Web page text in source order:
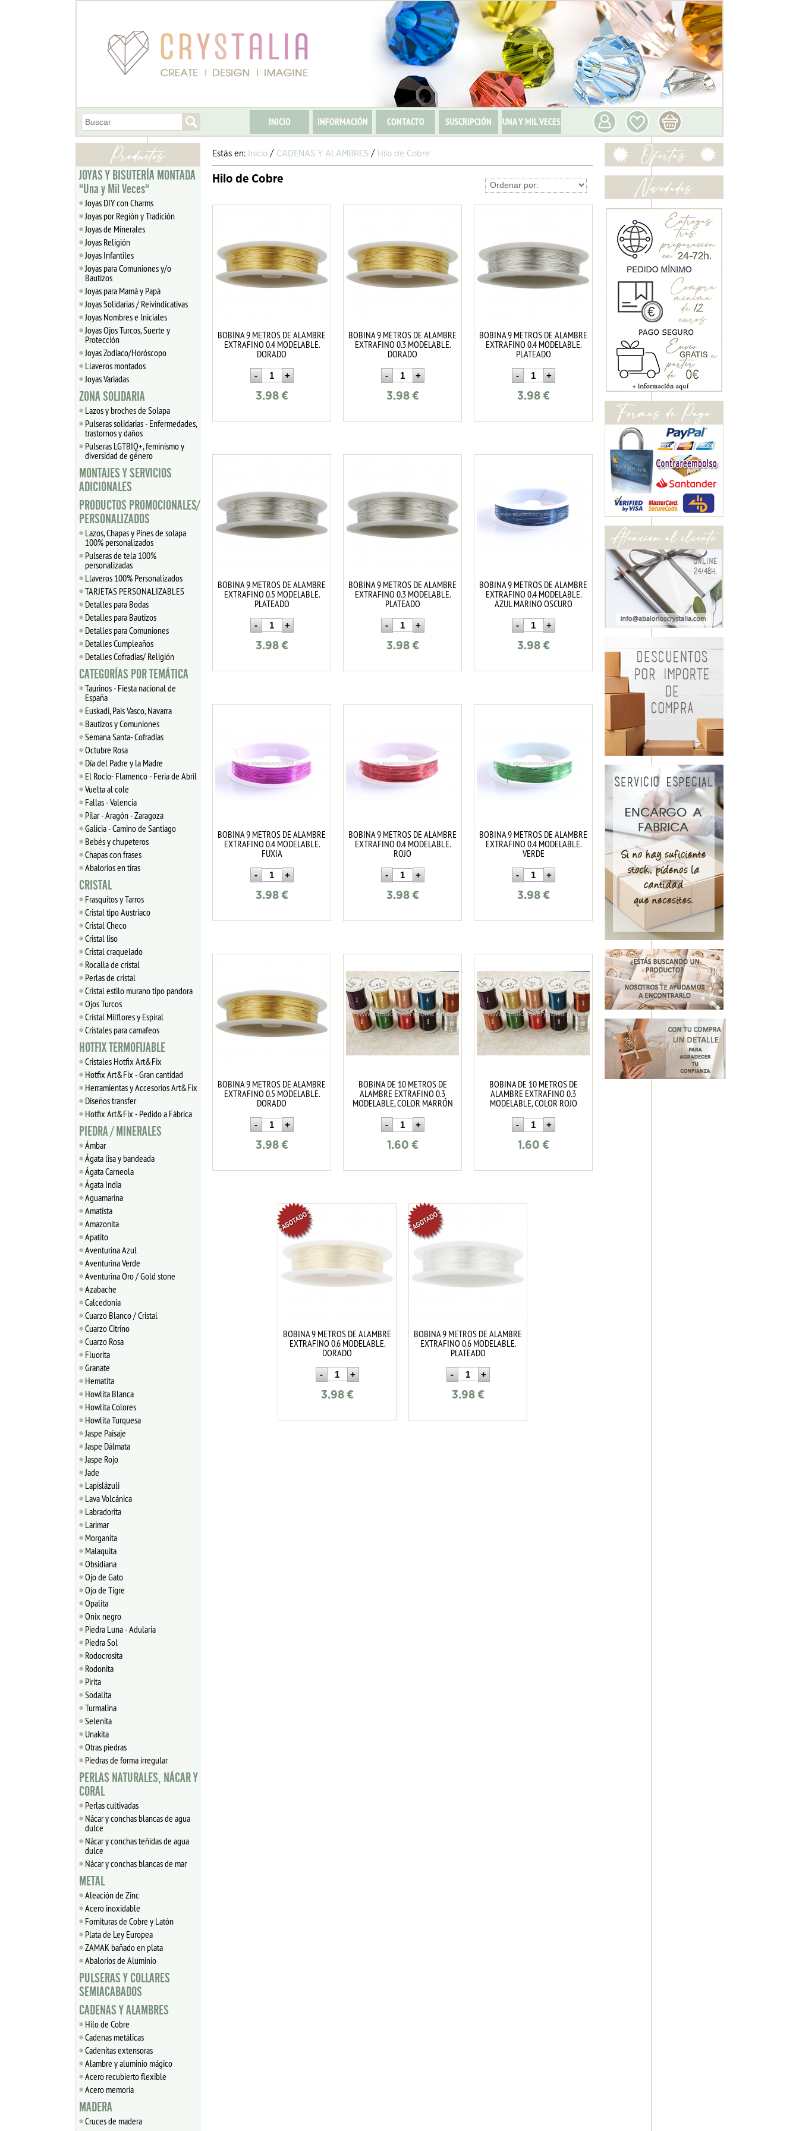
INICIO INFORMACIÓN CONTACTO SUSCRIPCIÓN UNA Y MIL VECES
JOYAS Y BISUTERÍA MONTADA
"Una y Mil Veces"
Joyas DIY con Charms
Joyas por Región y Tradición
Joyas de Minerales
Joyas Religión
Joyas Infantiles
Joyas para Comuniones y/o
Bautizos
Joyas para Mamá y Papá
Joyas Solidarias / Reivindicativas
Joyas Nombres e Iniciales
Joyas Ojos Turcos, Suerte y
Protección
Joyas Zodiaco/Horóscopo
Llaveros montados
Joyas Variadas
ZONA SOLIDARIA
Lazos y broches de Solapa
Pulseras solidarias - Enfermedades,
trastornos y daños
Pulseras LGTBIQ+, feminismo y
diversidad de género
MONTAJES Y SERVICIOS
ADICIONALES
PRODUCTOS PROMOCIONALES/
PERSONALIZADOS
Lazos, Chapas y Pines de solapa
100% personalizados
Pulseras de tela 100%
personalizadas
Llaveros 100% Personalizados
TARJETAS PERSONALIZABLES
Detalles para Bodas
Detalles para Bautizos
Detalles para Comuniones
Detalles Cumpleaños
Detalles Cofradias/ Religión
CATEGORÍAS POR TEMÁTICA
Taurinos - Fiesta nacional de
España
Euskadi, Pais Vasco, Navarra
Bautizos y Comuniones
Semana Santa- Cofradías
Octubre Rosa
Día del Padre y la Madre
El Rocío- Flamenco - Feria de Abril
Vuelta al cole
Fallas - Valencia
Pilar - Aragón - Zaragoza
Galicia - Camino de Santiago
Bebés y chupeteros
Chapas con frases
Abalorios en tiras
CRISTAL
Frasquitos y Tarros
Cristal tipo Austriaco
Cristal Checo
Cristal liso
Cristal craquelado
Rocalla de cristal
Perlas de cristal
Cristal estilo murano tipo pandora
Ojos Turcos
Cristal Milflores y Espiral
Cristales para camafeos
HOTFIX TERMOFIJABLE
Cristales Hotfix Art&Fix
Hotfix Art&Fix - Gran cantidad
Herramientas y Accesorios Art&Fix
Diseños transfer
Hotfix Art&Fix - Pedido a Fábrica
PIEDRA / MINERALES
Ámbar
Ágata lisa y bandeada
Ágata Carneola
Ágata India
Aguamarina
Amatista
Amazonita
Apatito
Aventurina Azul
Aventurina Verde
Aventurina Oro / Gold stone
Azabache
Calcedonia
Cuarzo Blanco / Cristal
Cuarzo Citrino
Cuarzo Rosa
Fluorita
Granate
Hematita
Howlita Blanca
Howlita Colores
Howlita Turquesa
Jaspe Paisaje
Jaspe Dálmata
Jaspe Rojo
Jade
Lapislázuli
Lava Volcánica
Labradorita
Larimar
Morganita
Malaquita
Obsidiana
Ojo de Gato
Ojo de Tigre
Opalita
Onix negro
Piedra Luna - Adularia
Piedra Sol
Rodocrosita
Rodonita
Pirita
Sodalita
Turmalina
Selenita
Unakita
Otras piedras
Piedras de forma irregular
PERLAS NATURALES, NÁCAR Y
CORAL
Perlas cultivadas
Nácar y conchas blancas de agua
dulce
Nácar y conchas teñidas de agua
dulce
Nácar y conchas blancas de mar
METAL
Aleación de Zinc
Acero inoxidable
Fornituras de Cobre y Latón
Plata de Ley Europea
ZAMAK bañado en plata
Abalorios de Aluminio
PULSERAS Y COLLARES
SEMIACABADOS
CADENAS Y ALAMBRES
Hilo de Cobre
Cadenas metálicas
Cadenitas extensoras
Alambre y aluminio mágico
Acero recubierto flexible
Acero memoria
MADERA
Cruces de madera
Estás en: Inicio / CADENAS Y ALAMBRES / Hilo de Cobre
Hilo de Cobre
BOBINA 9 METROS DE ALAMBRE
EXTRAFINO 0.4 MODELABLE.
DORADO
3.98€
BOBINA 9 METROS DE ALAMBRE
EXTRAFINO 0.3 MODELABLE.
DORADO
3.98€
BOBINA 9 METROS DE ALAMBRE
EXTRAFINO 0.4 MODELABLE.
PLATEADO
3.98€
BOBINA 9 METROS DE ALAMBRE
EXTRAFINO 0.5 MODELABLE.
PLATEADO
3.98€
BOBINA 9 METROS DE ALAMBRE
EXTRAFINO 0.3 MODELABLE.
PLATEADO
3.98€
BOBINA 9 METROS DE ALAMBRE
EXTRAFINO 0.4 MODELABLE.
AZUL MARINO OSCURO
3.98€
BOBINA 9 METROS DE ALAMBRE
EXTRAFINO 0.4 MODELABLE.
FUXIA
3.98€
BOBINA 9 METROS DE ALAMBRE
EXTRAFINO 0.4 MODELABLE.
ROJO
3.98€
BOBINA 9 METROS DE ALAMBRE
EXTRAFINO 0.4 MODELABLE.
VERDE
3.98€
BOBINA 9 METROS DE ALAMBRE
EXTRAFINO 0.5 MODELABLE.
DORADO
3.98€
BOBINA DE 10 METROS DE
ALAMBRE EXTRAFINO 0.3
MODELABLE, COLOR MARRÓN
1.60 €
BOBINA DE 10 METROS DE
ALAMBRE EXTRAFINO 0.3
MODELABLE, COLOR ROJO
1.60 €
BOBINA 9 METROS DE ALAMBRE
EXTRAFINO 0.6 MODELABLE.
DORADO
3.98€
BOBINA 9 METROS DE ALAMBRE
EXTRAFINO 0.6 MODELABLE.
PLATEADO
3.98€